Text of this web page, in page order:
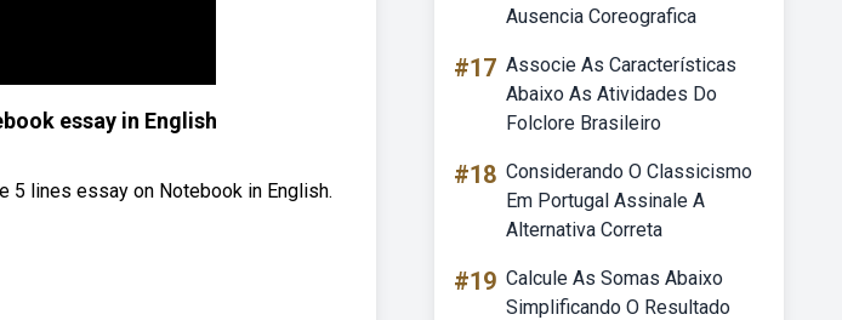
essay in English
5 lines essay on Notebook in English.
Ausencia Coreografica
#17 Associe As Características
Abaixo As Atividades Do
Folclore Brasileiro
#18 Considerando O Classicismo
Em Portugal Assinale A
Alternativa Correta
#19 Calcule As Somas Abaixo
Simplificando O Resultado